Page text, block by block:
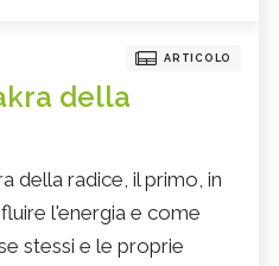
ARTICOLO
della
della radice, il primo, in
l'energia e come
stessi e le proprie